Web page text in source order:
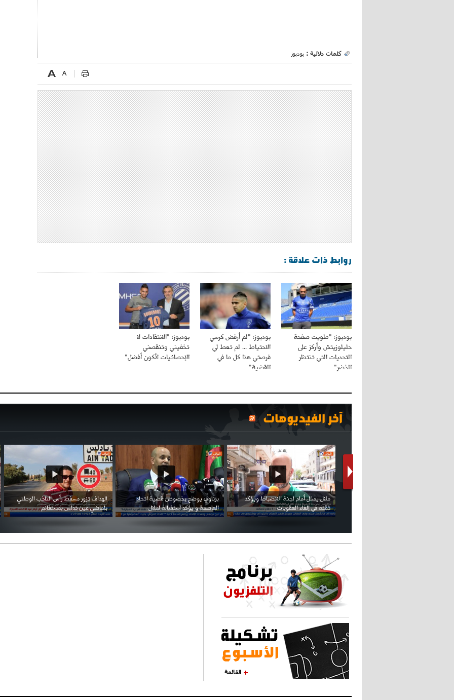
كلمات دلالية : بودبوز
روابط ذات علاقة :
بودبوز: "طويت صفحة
حليلوزيتش وأركز على
التحديات التي تنتظر
الخضر"
بودبوز: "لم أرفض كرسي
الاحتياط ... لم تعط لي
فرصتي هذا كل ما في
القضية"
بودبوز: "الانتقادات لا
تخفيني وتنقصني
الإحصائيات لأكون أفضل"
آخر الفيديوهات
كريستيانو كاد يصاب على مستوى كتفه
بسبب سيلفي
بن زيمة ... كرم كروي قابله لإنتقام عرقي .
احتفال السفارة السعودية في الجزائر بالعيد
الوطني للمملكة
القائمة